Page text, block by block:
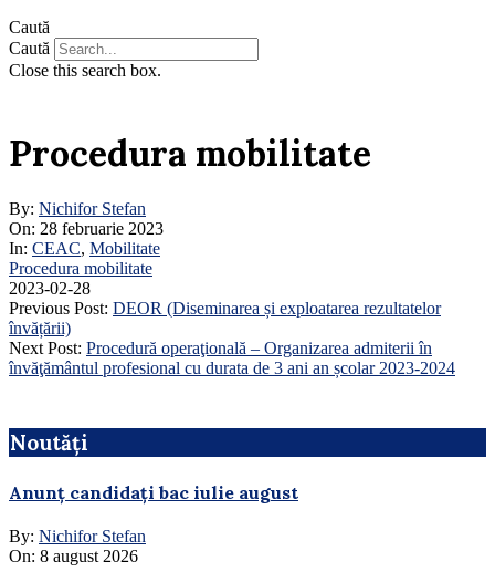
Caută
Caută
Close this search box.
Procedura mobilitate
By: Nichifor Stefan
On: 28 februarie 2023
In: CEAC, Mobilitate
Procedura mobilitate
2023-02-28
Previous Post: DEOR (Diseminarea și exploatarea rezultatelor
învățării)
Next Post: Procedură operaţională – Organizarea admiterii în
învăţământul profesional cu durata de 3 ani an școlar 2023-2024
Noutăți
Anunț candidați bac iulie august
By: Nichifor Stefan
On: 8 august 2026